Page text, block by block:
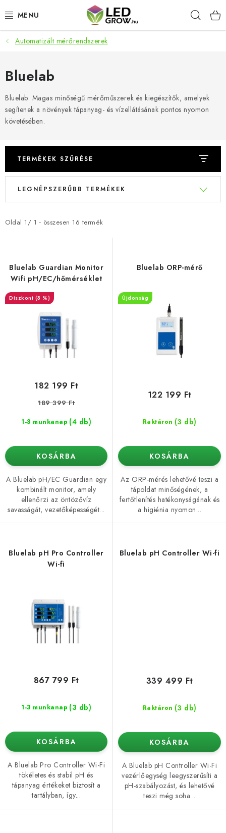
tartalomhoz
AKCIÓS TERMÉKEK
LED NÖVÉNYVILÁGÍTÁS
TERMESZTÉSI KELLÉKEK
AKVARISZTIKAI TERMÉKEK
MIKROZÖLDEK
OKOS KERT
Webáruház értékelése Márka Vásárlás
Blog
Általános Üzleti Feltételek
Kapcsolat
Automatizált mérőrendszerek
Bluelab
Bluelab: Magas minőségű mérőműszerek és kiegészítők, amelyek
segítenek a növények tápanyag- és vízellátásának pontos nyomon
követésében.
TERMÉKEK SZŰRÉSE
T
m
e
k
l
i
Oldal 1 / 1 - összesen 16 termék
T
m
e
k
r
e
LEGNÉPSZERŰBB TERMÉKEK
Bluelab Guardian Monitor
Wifi pH/EC/hőmérséklet
(3 %)
1-3 munkanap (4 db)
182 199 Ft
189 399 Ft
KOSÁRBA
A Bluelab pH/EC Guardian egy
kombinált monitor, amely
ellenőrzi az öntözővíz
savasságát, vezetőképességét...
Bluelab ORP-mérő
Újdonság
Raktáron (3 db)
122 199 Ft
KOSÁRBA
Az ORP-mérés lehetővé teszi a
tápoldat minőségének, a
fertőtlenítés hatékonyságának és
a higiénia nyomon...
Bluelab pH Pro Controller
Wi-fi
1-3 munkanap (3 db)
867 799 Ft
KOSÁRBA
A Bluelab Pro Controller Wi-Fi
tökéletes és stabil pH és
tápanyag értékeket biztosít a
tartályban, így...
Bluelab pH Controller Wi-fi
Raktáron (3 db)
339 499 Ft
KOSÁRBA
A Bluelab pH Controller Wi-Fi
vezérlőegység leegyszerűsíti a
pH-szabályozást, és lehetővé
teszi még soha...